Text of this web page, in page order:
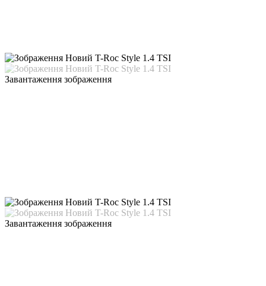
Завантаження зображення
Завантаження зображення